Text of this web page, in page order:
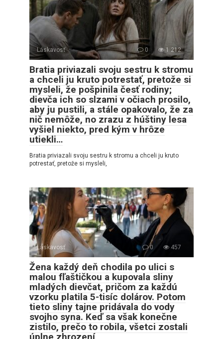
Láskavosť 0 1 212
Bratia priviazali svoju sestru k stromu
a chceli ju kruto potrestať, pretože si
mysleli, že pošpinila česť rodiny;
dievča ich so slzami v očiach prosilo,
aby ju pustili, a stále opakovalo, že za
nič nemôže, no zrazu z húštiny lesa
vyšiel niekto, pred kým v hrôze
utiekli…
Bratia priviazali svoju sestru k stromu a chceli ju kruto
potrestať, pretože si mysleli,
Láskavosť 0 457
Žena každý deň chodila po ulici s
malou fľaštičkou a kupovala sliny
mladých dievčat, pričom za každú
vzorku platila 5-tisíc dolárov. Potom
tieto sliny tajne pridávala do vody
svojho syna. Keď sa však konečne
zistilo, prečo to robila, všetci zostali
úplne zhrození